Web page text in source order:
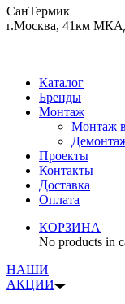
СанТермик
г.Москва, 41км
Каталог
Бренды
Монтаж
Монтаж
Проекты
Контакты
Доставка
Оплата
КОРЗИНА
No products in
НАШИ
АКЦИИ